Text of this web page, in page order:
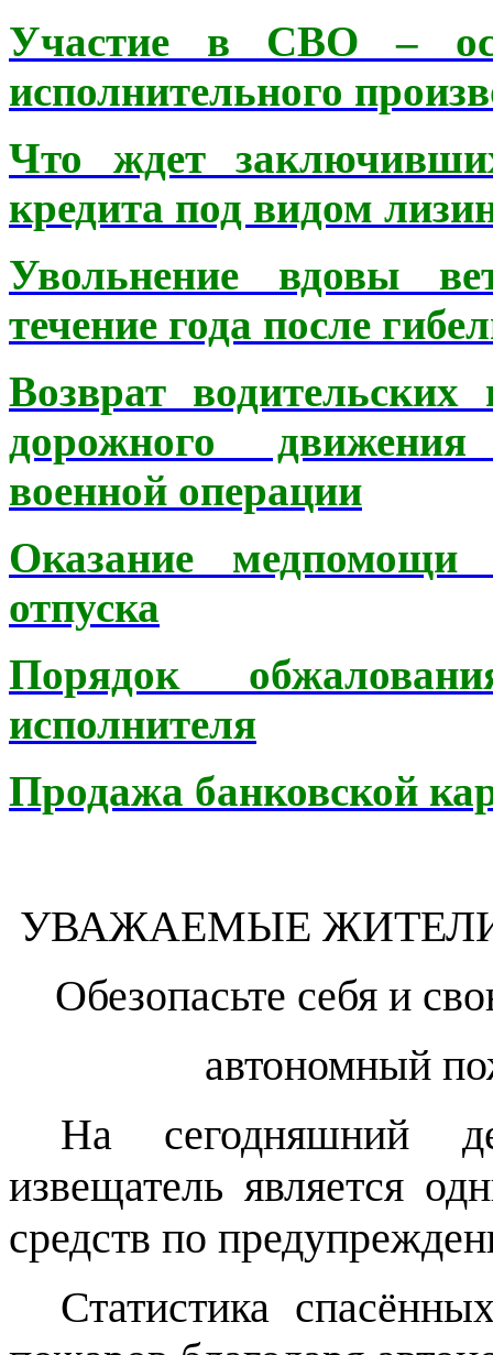
Участие в СВО –
исполнительного
Что ждет
кредита под видом
Увольнение вдовы
течение года после
Возврат
дорожного
военной операции
Оказание
отпуска
Порядок
исполнителя
Продажа банковской
УВАЖАЕМЫЕ
Обезопасьте себя и
автономный
На сегодняшний
извещатель является
средств по
Статистика